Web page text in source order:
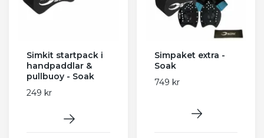
Simkit startpack i
handpaddlar &
pullbuoy - Soak
249 kr
Simpaket extra -
Soak
749 kr